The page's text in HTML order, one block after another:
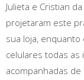
Julieta e Cristian
projetaram este
sua loja,
celulares todas as
acompanhadas